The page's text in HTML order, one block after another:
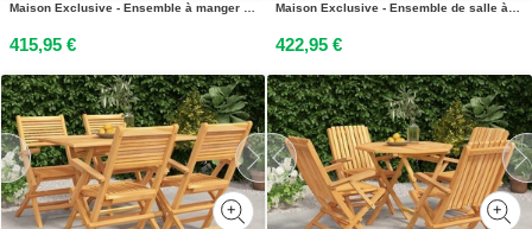
Maison Exclusive - Ensemble à manger de jardin 5 pcs blanc bois massif de pin
415,95 €
Maison Exclusive - Ensemble de salle à manger de jardin 5 pièces en teck massif
422,95 €